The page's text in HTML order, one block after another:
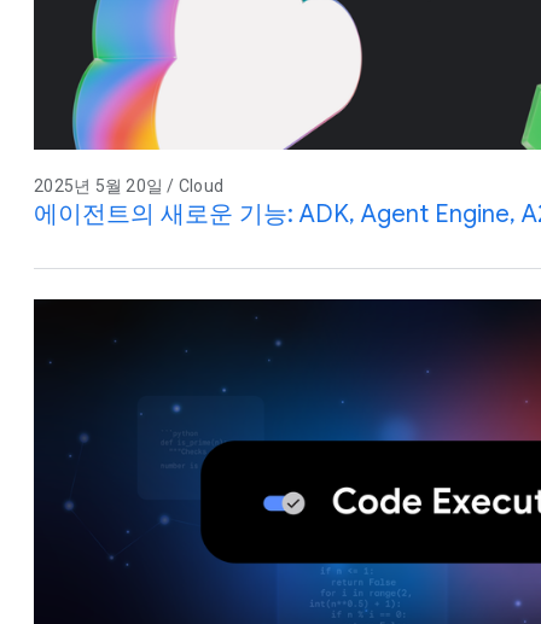
2025년 5월 20일 / Cloud
에이전트의 새로운 기능: ADK, Agent Engine,